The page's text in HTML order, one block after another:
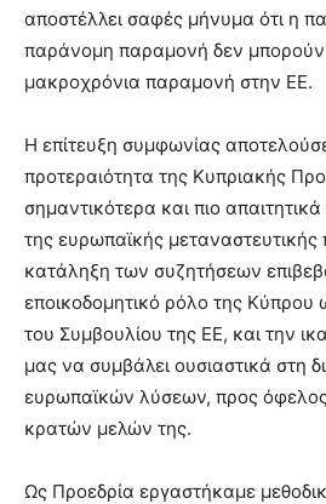
αποστέλλει σαφές μήνυμα ότι η
παράνομη παραμονή δεν
μακροχρόνια παραμονή στην ΕΕ.
Η επίτευξη συμφωνίας
προτεραιότητα της Κυπριακής
σημαντικότερα και πιο
της ευρωπαϊκής μεταναστευτικής
κατάληξη των συζητήσεων
εποικοδομητικό ρόλο της
του Συμβουλίου της ΕΕ, και την
μας να συμβάλει ουσιαστικά στη
ευρωπαϊκών λύσεων, προς
κρατών μελών της.
Ως Προεδρία εργαστήκαμε